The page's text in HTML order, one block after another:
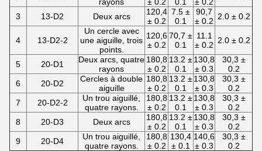
3 13-D2 Deux arcs
120,4
± 0.2
7.5 ±
0.1
90,7
± 0.2 2.0 ± 0.2
4 13-D2-2
Un cercle avec
une aiguille, trois
points.
120,6
± 0.2
70,7 ±
0.1
11.1
± 0.2 2.0 ± 0.2
5 20-D1
Deux arcs, quatre
rayons
180,8
± 0.2
13.2 ±
0.1
130,8
± 0.3
30,3 ±
0.2
6
20-D2
Cercles à double
aiguille
180,8
± 0.2
13.2 ±
0.1
130,8
± 0.3
30,3 ±
0.2
7
20-D2-2
Un trou aiguillé,
quatre rayons.
180,8
± 0.2
13.2 ±
0.1
130,8
± 0.3
30,3 ±
0.2
8
20-D3 Deux arcs
180,8
± 0.2
13.2 ±
0.1
130,8
± 0.3
30,3 ±
0.2
9
20-D4
Un trou aiguillé,
quatre rayons.
180,8
± 0.2
130,4
± 0.1
140,6
± 0.3
30,3 ±
0.2